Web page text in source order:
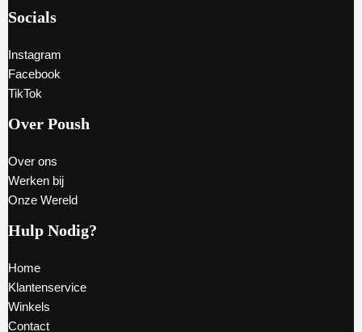
Socials
Instagram
Facebook
TikTok
Over Poush
Over ons
Werken bij
Onze Wereld
Hulp Nodig?
Home
Klantenservice
Winkels
Contact